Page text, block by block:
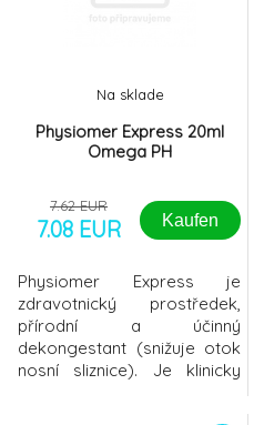
Physiomer Express 20ml
Omega PH
Na sklade
7.62 EUR
7.08 EUR Kaufen
Physiomer Express je
zdravotnický prostředek,
přírodní a účinný
dekongestant (snižuje otok
nosní sliznice). Je klinicky